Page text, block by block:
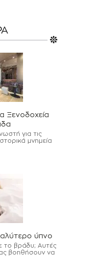
Ξενοδοχεία
για τις
μνημεία
ύπνο
το βράδυ; Αυτές
βοηθήσουν να